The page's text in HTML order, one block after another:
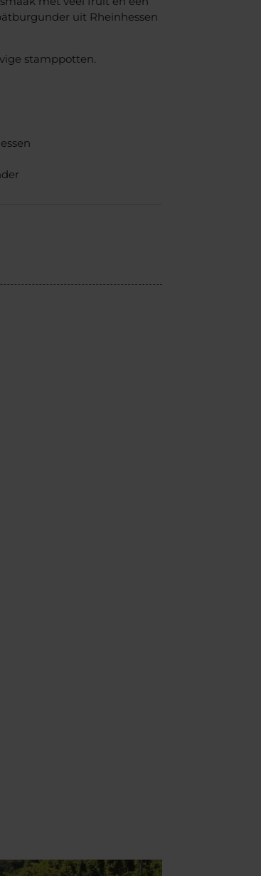
uit Rheinhessen
stamppotten.